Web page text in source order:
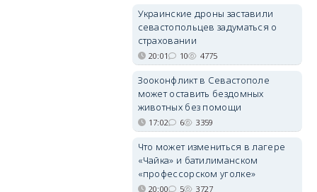
Украинские дроны заставили
севастопольцев задуматься о
страховании
20:01 10 4775
Зооконфликт в Севастополе
может оставить бездомных
животных без помощи
17:02 6 3359
Что может измениться в лагере
«Чайка» и батилиманском
«профессорском уголке»
20:00 5 3727